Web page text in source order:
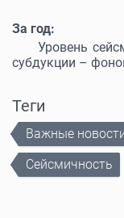
За год:
Уровень
субдукции –
Теги
Важные
Сейсмичность